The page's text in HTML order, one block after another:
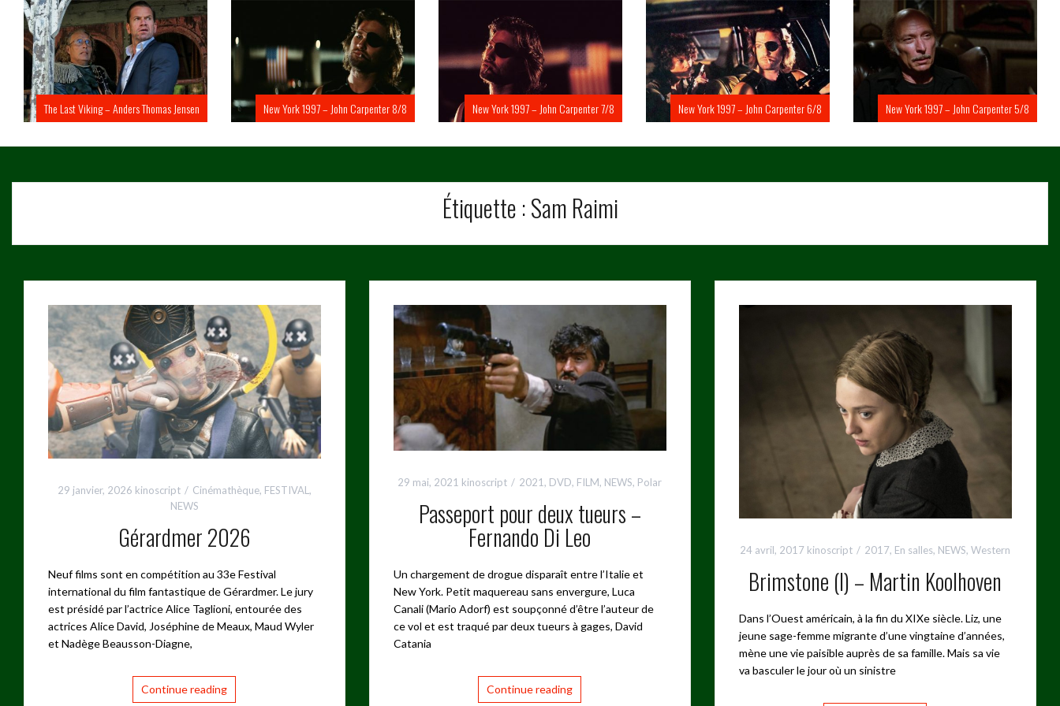
The Last Viking – Anders Thomas Jensen New York 1997 – John Carpenter 8/8 New York 1997 – John Carpenter 7/8 New York 1997 – John Carpenter 6/8 New York 1997 – John Carpenter 5/8
Étiquette :Sam Raimi
29 janvier, 2026 kinoscript Cinémathèque, FESTIVAL,
NEWS
Gérardmer 2026
Neuf films sont en compétition au 33e Festival
international du film fantastique de Gérardmer. Le jury
est présidé par l’actrice Alice Taglioni, entourée des
actrices Alice David, Joséphine de Meaux, Maud Wyler
et Nadège Beausson-Diagne,
Continue reading
29 mai, 2021 kinoscript 2021, DVD, FILM, NEWS, Polar
Passeport pour deux tueurs –
Fernando Di Leo
Un chargement de drogue disparaît entre l’Italie et
New York. Petit maquereau sans envergure, Luca
Canali (Mario Adorf) est soupçonné d’être l’auteur de
ce vol et est traqué par deux tueurs à gages, David
Catania
Continue reading
24 avril, 2017 kinoscript 2017, En salles, NEWS,Western
Brimstone (I) – Martin Koolhoven
Dans l’Ouest américain, à la fin du XIXe siècle. Liz, une
jeune sage-femme migrante d’une vingtaine d’années,
mène une vie paisible auprès de sa famille. Mais sa vie
va basculer le jour où un sinistre